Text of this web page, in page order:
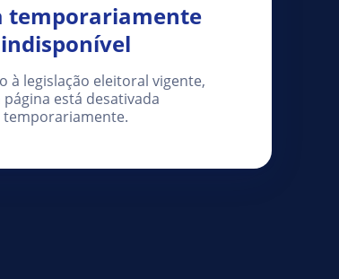
temporariamente
indisponível
à legislação eleitoral vigente,
página está desativada
temporariamente.